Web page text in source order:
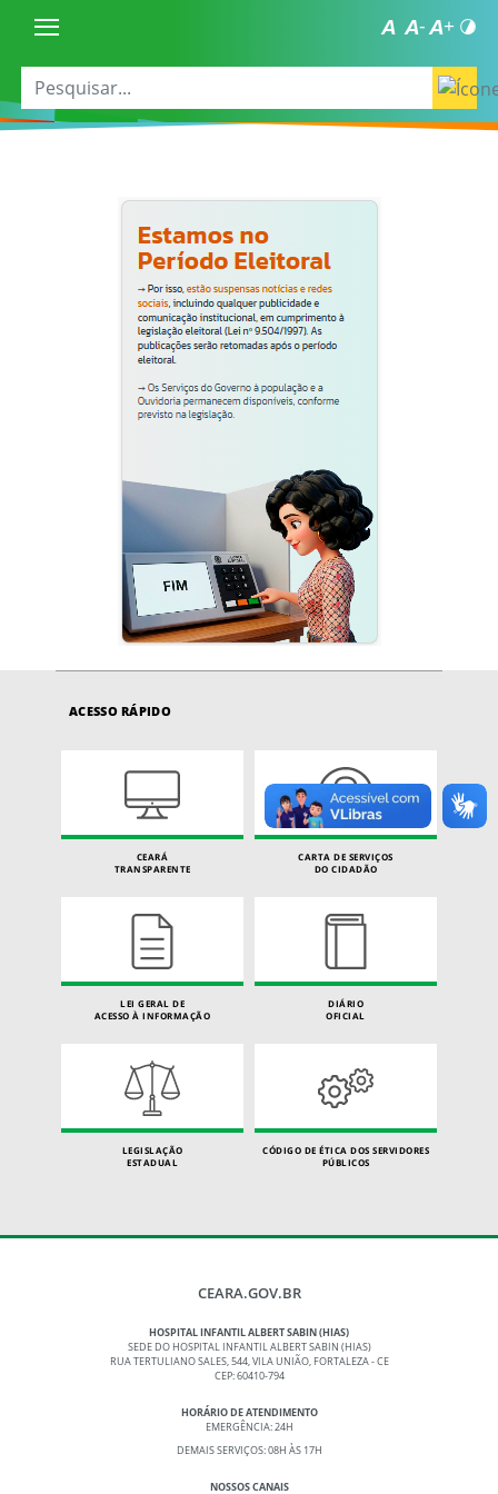
ACESSO RÁPIDO
CEARÁ
TRANSPARENTE
CARTA DE SERVIÇOS
DO CIDADÃO
LEI GERAL DE
ACESSO À INFORMAÇÃO
DIÁRIO
OFICIAL
LEGISLAÇÃO
ESTADUAL
CÓDIGO DE ÉTICA DOS SERVIDORES
PÚBLICOS
CEARA.GOV.BR
HOSPITAL INFANTIL ALBERT SABIN (HIAS)
SEDE DO HOSPITAL INFANTIL ALBERT SABIN (HIAS)
RUA TERTULIANO SALES, 544, VILA UNIÃO, FORTALEZA - CE
CEP: 60410-794
HORÁRIO DE ATENDIMENTO
EMERGÊNCIA: 24H
DEMAIS SERVIÇOS: 08H ÀS 17H
NOSSOS CANAIS